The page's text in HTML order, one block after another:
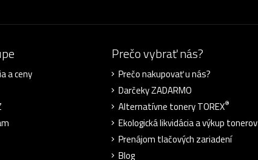
a ceny
Prečo vybrať nás?
Prečo nakupovať u nás?
Darčeky ZADARMO
Alternatívne tonery TOREX®
Ekologická likvidácia a výkup tonerov
Prenájom tlačových zariadení
Blog